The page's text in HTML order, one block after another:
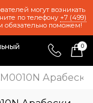
могут возникать
по телефону +7 (499)
обязательно поможем!
0